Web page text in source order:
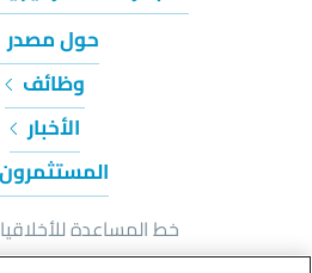
حول مصدر
وظائف
الأخبار
المستثمرون
خط المساعدة